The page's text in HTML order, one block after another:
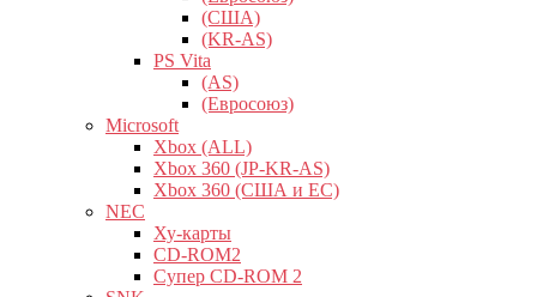
(США)
(KR-AS)
PS Vita
(AS)
(Евросоюз)
Microsoft
Xbox (ALL)
Xbox 360 (JP-KR-AS)
Xbox 360 (США и ЕС)
NEC
Ху-карты
CD-ROM2
Супер CD-ROM 2